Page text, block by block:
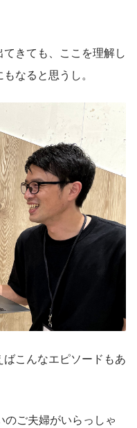
きても、ここを理解し
なると思うし。
こんなエピソードもあ
ご夫婦がいらっしゃ